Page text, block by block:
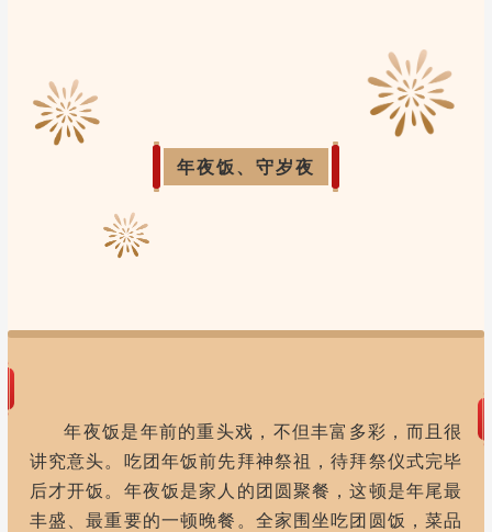
年夜饭、守岁夜
年夜饭是年前的重头戏，不但丰富多彩，而且很
讲究意头。吃团年饭前先拜神祭祖，待拜祭仪式完毕
后才开饭。年夜饭是家人的团圆聚餐，这顿是年尾最
丰盛、最重要的一顿晚餐。 全家围坐吃团圆饭，菜品